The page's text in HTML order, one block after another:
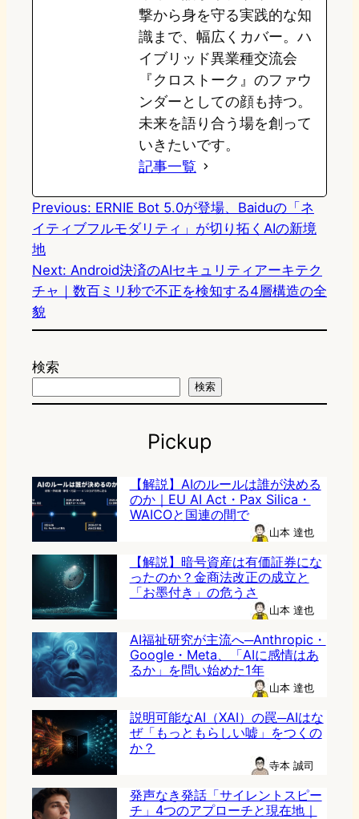
撃から身を守る実践的な知
識まで、幅広くカバー。ハ
イブリッド異業種交流会
『クロストーク』のファウ
ンダーとしての顔も持つ。
未来を語り合う場を創って
いきたいです。
記事一覧
Previous: ERNIE Bot 5.0が登場、Baiduの「ネ
イティブフルモダリティ」が切り拓くAIの新境
地
Next: Android決済のAIセキュリティアーキテク
チャ｜数百ミリ秒で不正を検知する4層構造の全
貌
検索
検索
Pickup
【解説】AIのルールは誰が決める
のか｜EU AI Act・Pax Silica・
WAICOと国連の間で
山本 達也
【解説】暗号資産は有価証券にな
ったのか？金商法改正の成立と
「お墨付き」の危うさ
山本 達也
AI福祉研究が主流へ─Anthropic・
Google・Meta、「AIに感情はあ
るか」を問い始めた1年
山本 達也
説明可能なAI（XAI）の罠─AIはな
ぜ「もっともらしい嘘」をつくの
か？
寺本 誠司
発声なき発話「サイレントスピー
チ」4つのアプローチと現在地｜